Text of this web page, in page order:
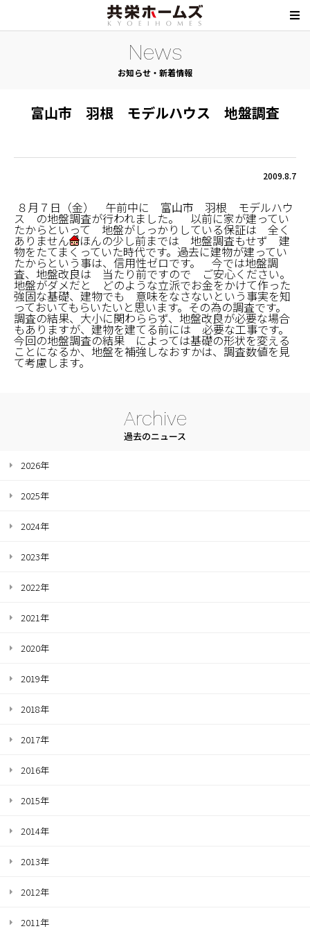
News
お知らせ・新着情報
富山市 羽根 モデルハウス 地盤調査
2009.8.7
８月７日（金） 午前中に 富山市 羽根 モデルハウ
ス の地盤調査が行われました。 以前に家が建ってい
たからといって 地盤がしっかりしている保証は 全く
ありません ほんの少し前までは 地盤調査もせず 建
物をたてまくっていた時代です。過去に建物が建ってい
たからという事は、信用性ゼロです。 今では地盤調
査、地盤改良は 当たり前ですので ご安心ください。
地盤がダメだと どのような立派でお金をかけて作った
強固な基礎、建物でも 意味をなさないという事実を知
っておいてもらいたいと思います。その為の調査です。
調査の結果、大小に関わららず、地盤改良が必要な場合
もありますが、建物を建てる前には 必要な工事です。
今回の地盤調査の結果 によっては基礎の形状を変える
ことになるか、地盤を補強しなおすかは、調査数値を見
て考慮します。
Archive
過去のニュース
2026年
2025年
2024年
2023年
2022年
2021年
2020年
2019年
2018年
2017年
2016年
2015年
2014年
2013年
2012年
2011年